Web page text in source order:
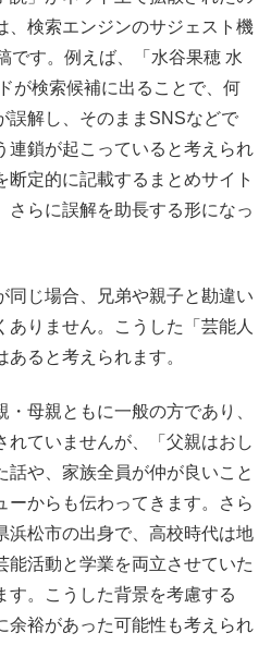
、検索エンジンのサジェスト機
です。例えば、「水谷果穂 水
が検索候補に出ることで、何
誤解し、そのままSNSなどで
鎖が起こっていると考えられ
断定的に記載するまとめサイト
さらに誤解を助長する形になっ
同じ場合、兄弟や親子と勘違い
ありません。こうした「芸能人
ると考えられます。
母親ともに一般の方であり、
れていませんが、「父親はおし
話や、家族全員が仲が良いこと
ーからも伝わってきます。さら
浜松市の出身で、高校時代は地
能活動と学業を両立させていた
す。こうした背景を考慮する
余裕があった可能性も考えられ